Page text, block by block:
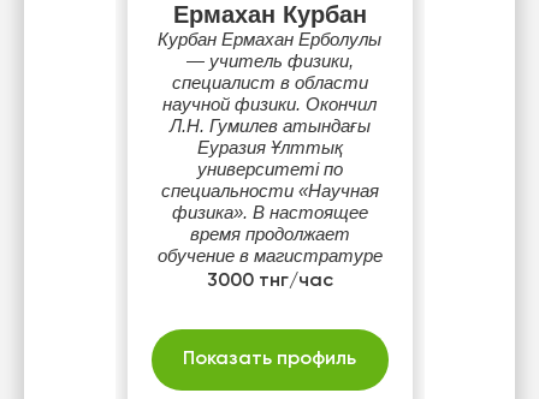
Ермахан Курбан
Курбан Ермахан Ерболулы
— учитель физики,
специалист в области
научной физики. Окончил
Л.Н. Гумилев атындағы
Еуразия Ұлттық
университеті по
специальности «Научная
физика». В настоящее
время продолжает
обучение в магистратуре
по направлению общей и
физики в 72 школе-лицее
города Астаны.
3000 тнг/час
Показать профиль